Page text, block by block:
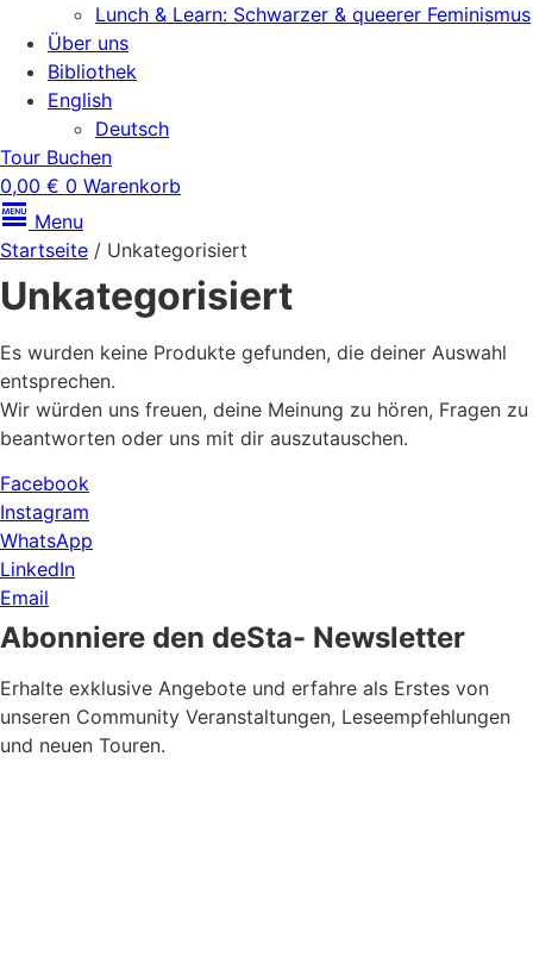
Lunch & Learn: Schwarzer & queerer Feminismus
Über uns
Bibliothek
English
Deutsch
Tour Buchen
0,00 € 0 Warenkorb
Menu
Startseite / Unkategorisiert
Unkategorisiert
Es wurden keine Produkte gefunden, die deiner Auswahl
entsprechen.
Wir würden uns freuen, deine Meinung zu hören, Fragen zu
beantworten oder uns mit dir auszutauschen.
Facebook
Instagram
WhatsApp
LinkedIn
Email
Abonniere den deSta- Newsletter
Erhalte exklusive Angebote und erfahre als Erstes von
unseren Community Veranstaltungen, Leseempfehlungen
und neuen Touren.